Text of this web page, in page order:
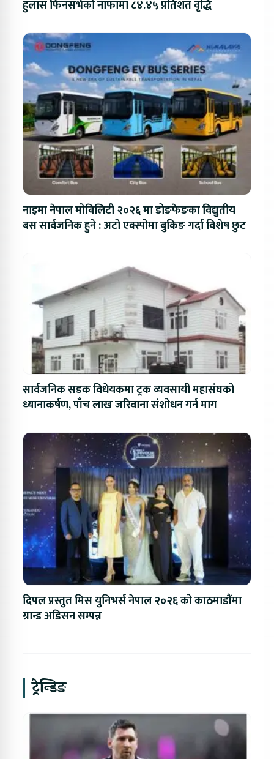
हुलास फिनसर्भको नाफामा ८४.४५ प्रतिशत वृद्धि
नाइमा नेपाल मोबिलिटी २०२६ मा डोङफेङका विद्युतीय
बस सार्वजनिक हुने : अटो एक्स्पोमा बुकिङ गर्दा विशेष छुट
सार्वजनिक सडक विधेयकमा ट्रक व्यवसायी महासंघको
ध्यानाकर्षण, पाँच लाख जरिवाना संशोधन गर्न माग
दिपल प्रस्तुत मिस युनिभर्स नेपाल २०२६ को काठमाडौंमा
ग्रान्ड अडिसन सम्पन्न
ट्रेन्डिङ